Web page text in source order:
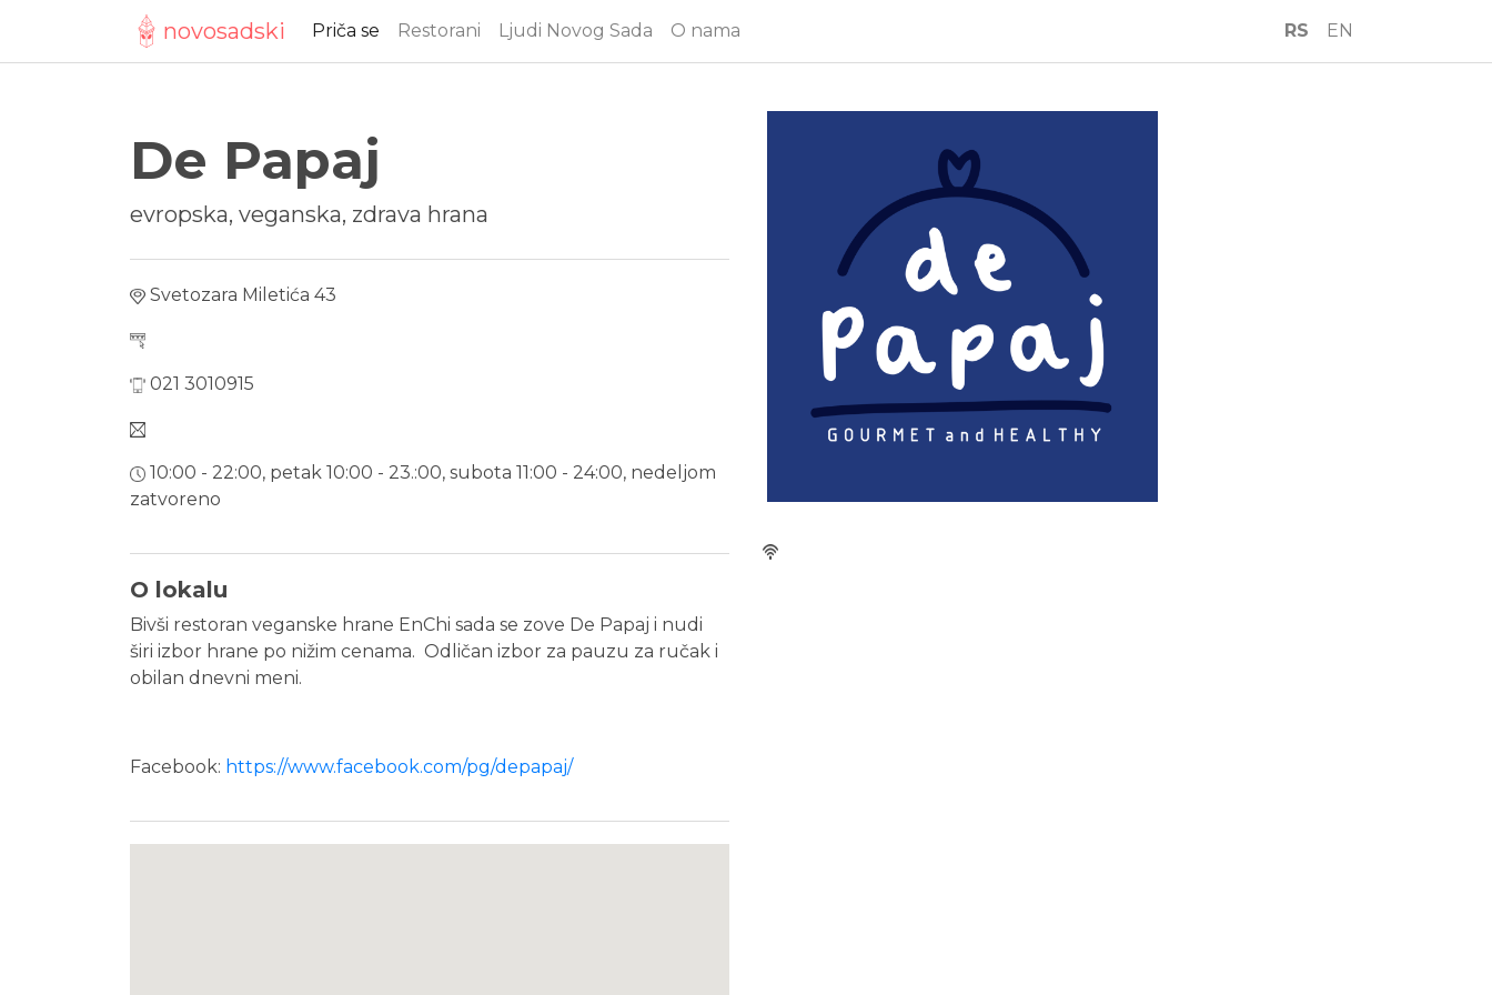
novosadski Priča se Restorani Ljudi Novog Sada O nama RS EN
De Papaj
evropska, veganska, zdrava hrana
Svetozara Miletića 43
021 3010915
10:00 - 22:00, petak 10:00 - 23.:00, subota 11:00 - 24:00, nedeljom
zatvoreno
O lokalu
Bivši restoran veganske hrane EnChi sada se zove De Papaj i nudi
širi izbor hrane po nižim cenama. Odličan izbor za pauzu za ručak i
obilan dnevni meni.
Facebook: https://www.facebook.com/pg/depapaj/